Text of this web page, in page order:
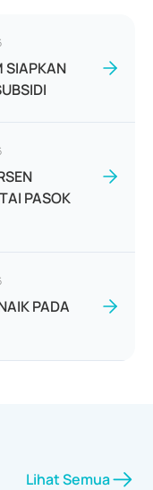
SIAPKAN
PASOK
PADA
Lihat Semua